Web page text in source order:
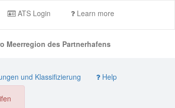
ATS Login Learn more
Meerregion des Partnerhafens
und Klassifizierung Help